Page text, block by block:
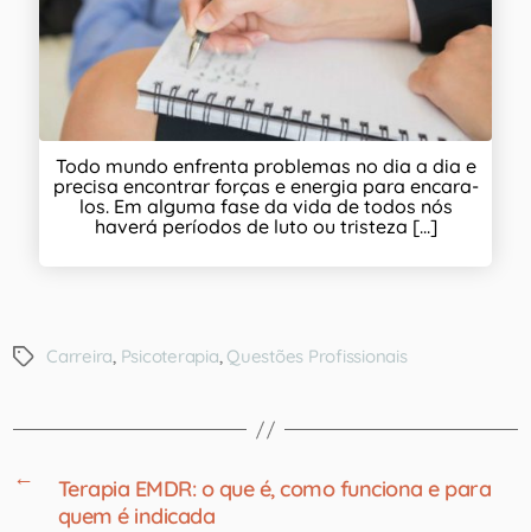
Todo mundo enfrenta problemas no dia a dia e
precisa encontrar forças e energia para encara-
los. Em alguma fase da vida de todos nós
haverá períodos de luto ou tristeza [...]
Carreira, Psicoterapia, Questões Profissionais
←
Terapia EMDR: o que é, como funciona e para
quem é indicada